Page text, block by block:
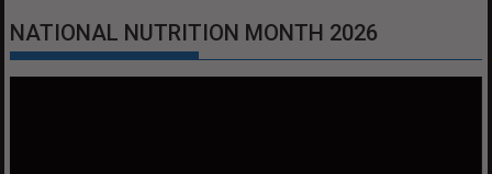
NATIONAL NUTRITION MONTH 2026